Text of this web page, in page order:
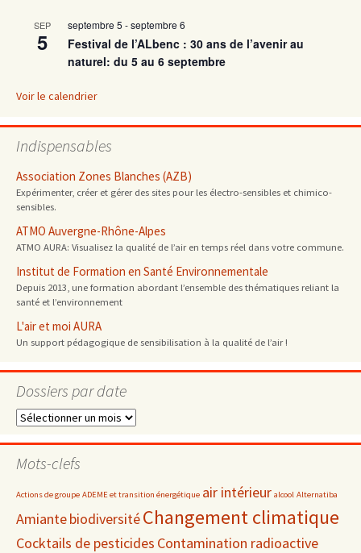
SEP
5
septembre 5 -septembre 6
Festival de l’ALbenc : 30 ans de l’avenir au
naturel: du 5 au 6 septembre
Voir le calendrier
Indispensables
Association Zones Blanches (AZB)
Expérimenter, créer et gérer des sites pour les électro-sensibles et chimico-
sensibles.
ATMO Auvergne-Rhône-Alpes
ATMO AURA: Visualisez la qualité de l’air en temps réel dans votre commune.
Institut de Formation en Santé Environnementale
Depuis 2013, une formation abordant l’ensemble des thématiques reliant la
santé et l’environnement
L'air et moi AURA
Un support pédagogique de sensibilisation à la qualité de l’air !
Dossiers par date
Dossiers
date
Mots-clefs
Actions de groupe ADEME et transition énergétique air intérieur alcool Alternatiba
AmiantebiodiversitéChangement climatique
Cocktails de pesticides Contamination radioactive